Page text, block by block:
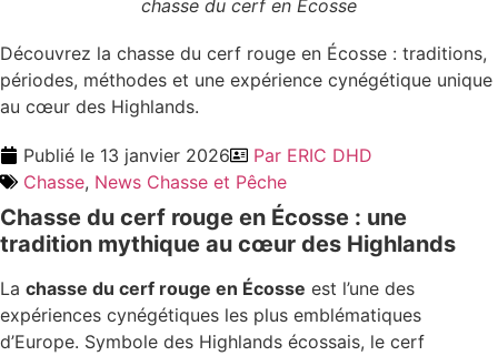
chasse du cerf en Ecosse
Découvrez la chasse du cerf rouge en Écosse : traditions,
périodes, méthodes et une expérience cynégétique unique
au cœur des Highlands.
Publié le 13 janvier 2026 Par ERIC DHD
Chasse, News Chasse et Pêche
Chasse du cerf rouge en Écosse : une
tradition mythique au cœur des Highlands
La chasse du cerf rouge en Écosse est l’une des
expériences cynégétiques les plus emblématiques
d’Europe. Symbole des Highlands écossais, le cerf